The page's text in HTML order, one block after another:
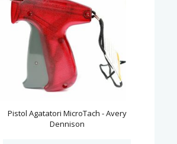
Pistol Agatatori MicroTach - Avery
Dennison